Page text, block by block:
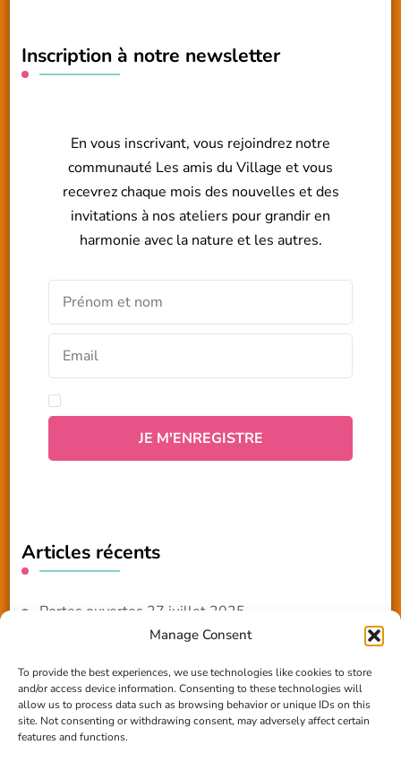
Manage Consent
To provide the best experiences, we use technologies like cookies to store
and/or access device information. Consenting to these technologies will
allow us to process data such as browsing behavior or unique IDs on this
site. Not consenting or withdrawing consent, may adversely affect certain
features and functions.
Inscription à notre newsletter
En vous inscrivant, vous rejoindrez notre
communauté Les amis du Village et vous
recevrez chaque mois des nouvelles et des
invitations à nos ateliers pour grandir en
harmonie avec la nature et les autres.
Articles récents
Portes ouvertes 27 juillet 2025
Reportage TV Com
Construction en terre-paille